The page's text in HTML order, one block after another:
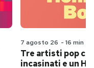
7 agosto 26 - 16 min
Tre artisti pop
incasinati e un